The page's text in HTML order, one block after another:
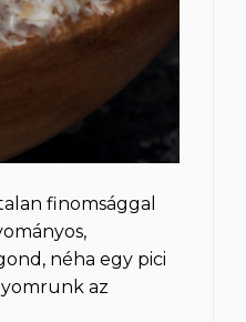
finomsággal
néha egy pici
az